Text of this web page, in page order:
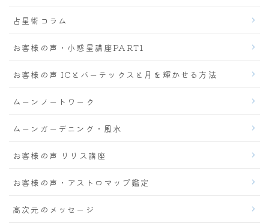
占星術コラム
お客様の声・小惑星講座PART1
お客様の声 ICとバーテックスと月を輝かせる方法
ムーンノートワーク
ムーンガーデニング・風水
お客様の声 リリス講座
お客様の声・アストロマップ鑑定
高次元のメッセージ